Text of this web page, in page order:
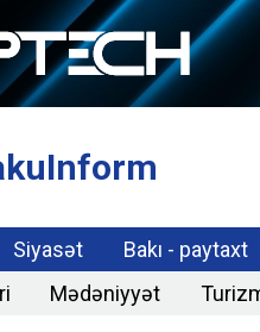
Siyasət Bakı - paytaxt
Mədəniyyət